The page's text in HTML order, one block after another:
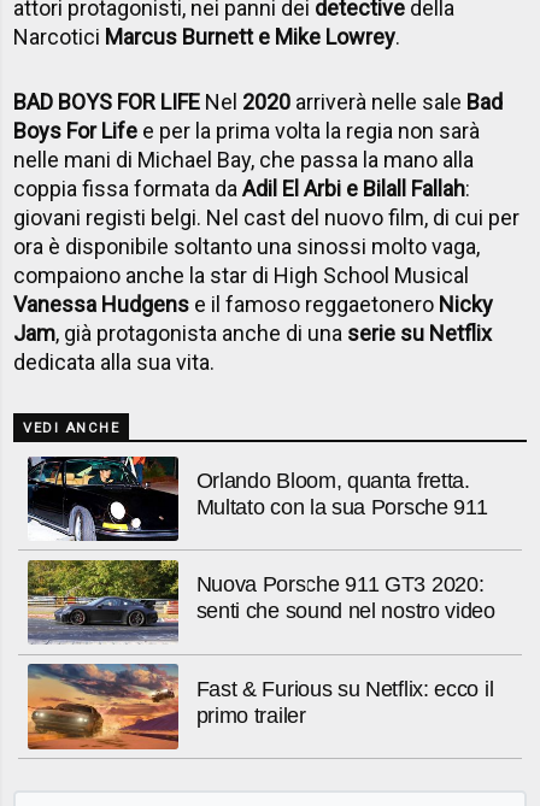
attori protagonisti, nei panni dei detective della
Narcotici Marcus Burnett e Mike Lowrey.
BAD BOYS FOR LIFE Nel 2020 arriverà nelle sale Bad
Boys For Life e per la prima volta la regia non sarà
nelle mani di Michael Bay, che passa la mano alla
coppia fissa formata daAdil El Arbi e Bilall Fallah:
giovani registi belgi. Nel cast del nuovo film, di cui per
ora è disponibile soltanto una sinossi molto vaga,
compaiono anche la star di High School Musical
Vanessa Hudgens e il famoso reggaetonero Nicky
Jam, già protagonista anche di una serie su Netflix
dedicata alla sua vita.
VEDI ANCHE
Orlando Bloom, quanta fretta.
Multato con la sua Porsche 911
Nuova Porsche 911 GT3 2020:
senti che sound nel nostro video
Fast & Furious su Netflix: ecco il
primo trailer